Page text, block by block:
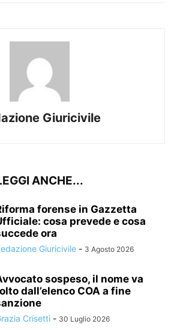
Giuricivile
ANCHE...
forense in Gazzetta
cosa prevede e cosa
ora
Giuricivile - 3 Agosto 2026
sospeso, il nome va
dall’elenco COA a fine
Crisetti - 30 Luglio 2026